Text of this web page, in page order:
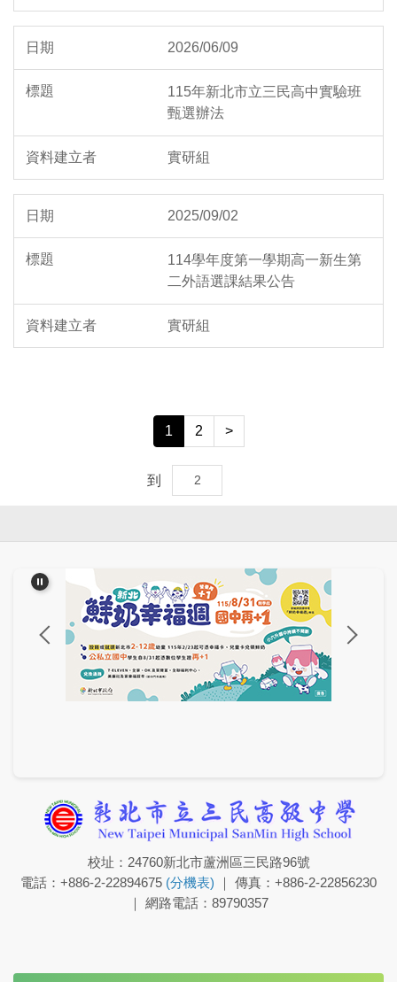
2026/06/09
115年新北市立三民高中實驗班
甄選辦法
實研組
2025/09/02
114學年度第一學期高一新生第
二外語選課結果公告
實研組
1 2 >
到
校址：24760新北市蘆洲區三民路96號
電話：+886-2-22894675 (分機表) ｜ 傳真：+886-2-22856230
｜ 網路電話：89790357